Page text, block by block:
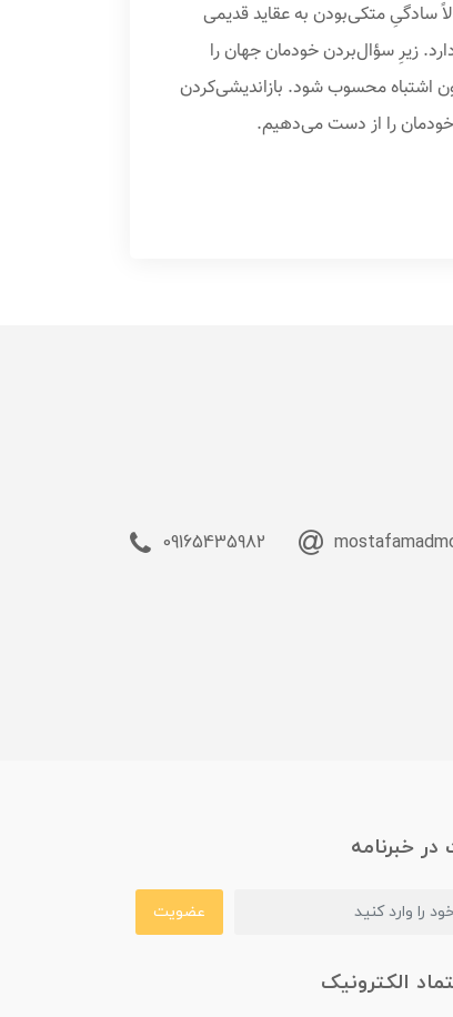
سادگیِ متکی‌بودن به عقاید قدیمی
زیرِ سؤال‌بردن خودمان جهان را
اشتباه محسوب شود. بازاندیشی‌کردن
خودمان را از دست می‌دهیم.
09165435982
خبرنامه
عضویت
الکترونیک